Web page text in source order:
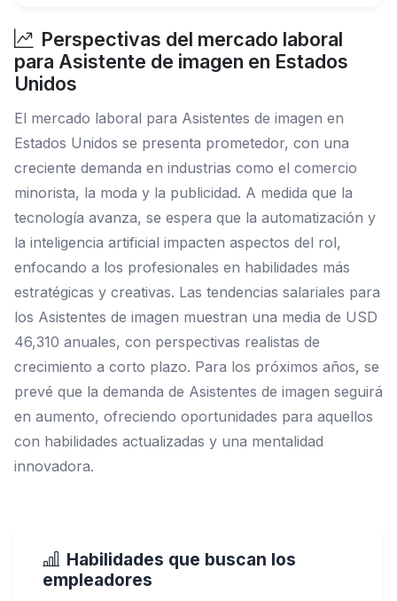
Perspectivas del mercado laboral
para Asistente de imagen en Estados
Unidos
El mercado laboral para Asistentes de imagen en
Estados Unidos se presenta prometedor, con una
creciente demanda en industrias como el comercio
minorista, la moda y la publicidad. A medida que la
tecnología avanza, se espera que la automatización y
la inteligencia artificial impacten aspectos del rol,
enfocando a los profesionales en habilidades más
estratégicas y creativas. Las tendencias salariales para
los Asistentes de imagen muestran una media de USD
46,310 anuales, con perspectivas realistas de
crecimiento a corto plazo. Para los próximos años, se
prevé que la demanda de Asistentes de imagen seguirá
en aumento, ofreciendo oportunidades para aquellos
con habilidades actualizadas y una mentalidad
innovadora.
Habilidades que buscan los
empleadores